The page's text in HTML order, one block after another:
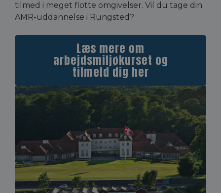
tilmed i meget flotte omgivelser. Vil du tage din
AMR-uddannelse i Rungsted?
Læs mere om
arbejdsmiljøkurset og
tilmeld dig her